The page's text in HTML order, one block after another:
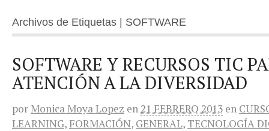
Archivos de Etiquetas | SOFTWARE
SOFTWARE Y RECURSOS TIC
ATENCIÓN A LA DIVERSIDAD
por Monica Moya Lopez en 21 FEBRERO 2013 en
LEARNING, FORMACIÓN, GENERAL, TECNOLOGÍA